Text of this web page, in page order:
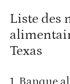
Liste des
Texas
1. Banque